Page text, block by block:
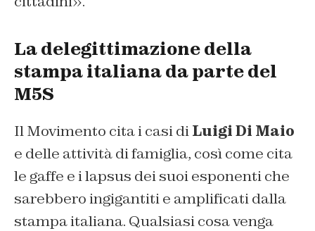
La delegittimazione della
stampa italiana da parte del
M5S
Il Movimento cita i casi diLuigi Di Maio
e delle attività di famiglia, così come cita
le gaffe e i lapsus dei suoi esponenti che
sarebbero ingigantiti e amplificati dalla
stampa italiana. Qualsiasi cosa venga